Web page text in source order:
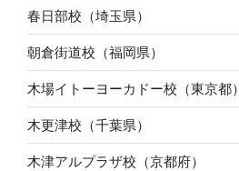
春日部校（埼玉県）
朝倉街道校（福岡県）
木場イトーヨーカドー校（東京都）
木更津校（千葉県）
木津アルプラザ校（京都府）